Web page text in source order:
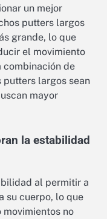
un mejor
putters largos
grande, lo que
el movimiento
combinación de
largos sean
mayor
la estabilidad
al permitir a
su cuerpo, lo que
no